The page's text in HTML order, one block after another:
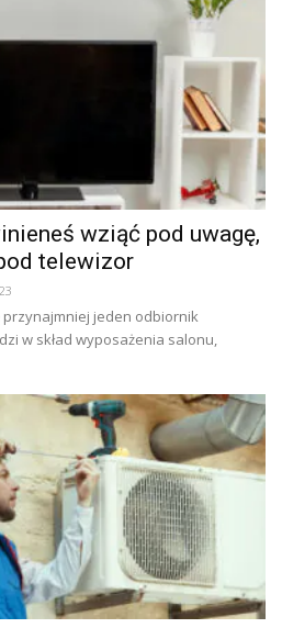
wziąć pod uwagę,
telewizor
jeden odbiornik
w skład wyposażenia salonu,